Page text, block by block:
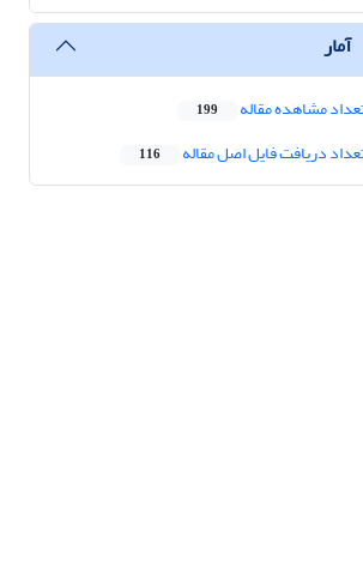
آمار
مشاهده مقاله 199
دریافت فایل اصل مقاله 116